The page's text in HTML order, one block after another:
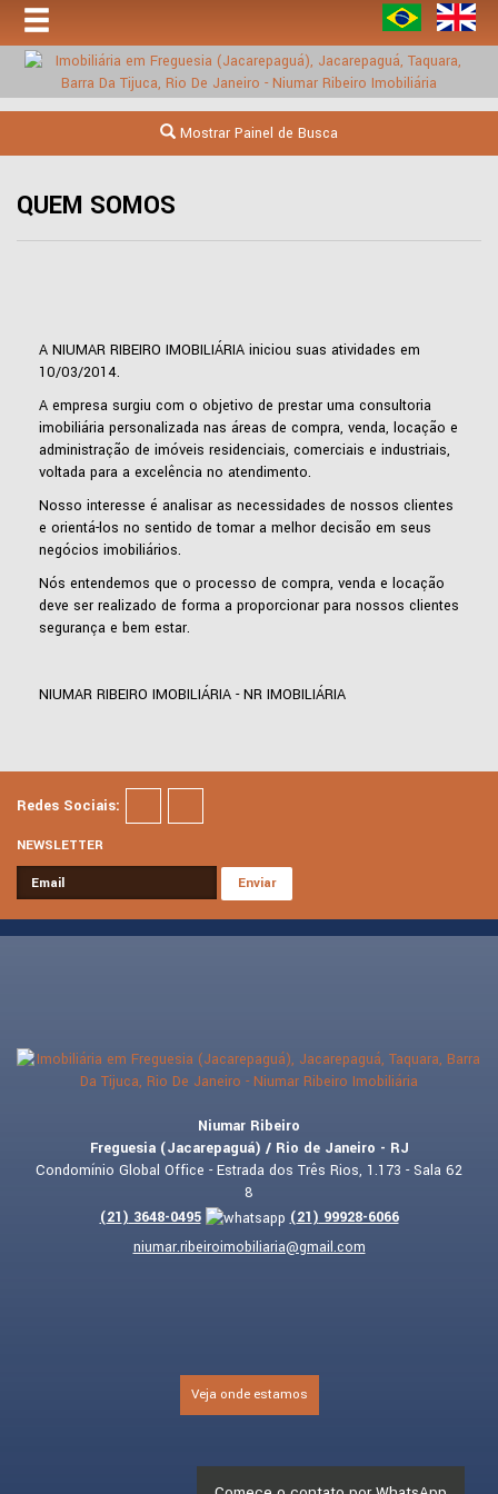
Mostrar Painel de Busca
QUEM SOMOS
A NIUMAR RIBEIRO IMOBILIÁRIA iniciou suas atividades em
10/03/2014.
A empresa surgiu com o objetivo de prestar uma consultoria
imobiliária personalizada nas áreas de compra, venda, locação e
administração de imóveis residenciais, comerciais e industriais,
voltada para a excelência no atendimento.
Nosso interesse é analisar as necessidades de nossos clientes
e orientá-los no sentido de tomar a melhor decisão em seus
negócios imobiliários.
Nós entendemos que o processo de compra, venda e locação
deve ser realizado de forma a proporcionar para nossos clientes
segurança e bem estar.
NIUMAR RIBEIRO IMOBILIÁRIA - NR IMOBILIÁRIA
Redes Sociais:
NEWSLETTER
Niumar Ribeiro
Freguesia (Jacarepaguá) / Rio de Janeiro - RJ
Condomínio Global Office - Estrada dos Três Rios, 1.173 - Sala 62
8
(21) 3648-0495 (21) 99928-6066
niumar.ribeiroimobiliaria@gmail.com
Veja onde estamos